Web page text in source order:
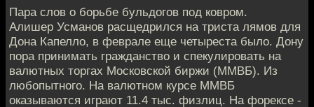
Пара слов о борьбе бульдогов под ковром.
Алишер Усманов расщедрился на триста лямов для
Дона Капелло, в феврале еще четыреста было. Дону
пора принимать гражданство и спекулировать на
валютных торгах Московской биржи (ММВБ). Из
любопытного. На валютном курсе ММВБ
оказываются играют 11.4 тыс. физлиц. На форексе -